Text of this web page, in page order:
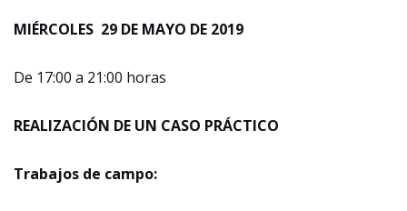
MIÉRCOLES 29 DE MAYO DE 2019
De 17:00 a 21:00 horas
REALIZACIÓN DE UN CASO PRÁCTICO
Trabajos de campo: